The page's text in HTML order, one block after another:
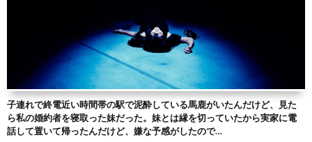
子連れで終電近い時間帯の駅で泥酔している馬鹿がいたんだけど、見た
ら私の婚約者を寝取った妹だった。妹とは縁を切っていたから実家に電
話して置いて帰ったんだけど、嫌な予感がしたので…